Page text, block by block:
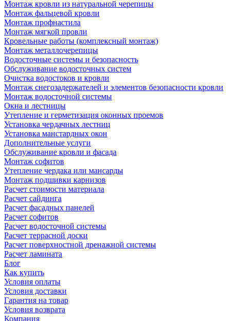
Монтаж кровли из натуральной черепицы
Монтаж фальцевой кровли
Монтаж профнастила
Монтаж мягкой провли
Кровельные работы (комплексный монтаж)
Монтаж металлочерепицы
Водосточные системы и безопасность
Обслуживание водосточных систем
Очистка водостоков и кровли
Монтаж снегозадержателей и элементов безопасности кровли
Монтаж водосточной системы
Окна и лестницы
Утепление и герметизация оконных проемов
Установка чердачных лестниц
Установка манстардных окон
Дополнительные услуги
Обслуживание кровли и фасада
Монтаж софитов
Утепление чердака или мансарды
Монтаж подшивки карнизов
Расчет стоимости материала
Расчет сайдинга
Расчет фасадных панелей
Расчет софитов
Расчет водосточной системы
Расчет террасной доски
Расчет поверхностной дренажной системы
Расчет ламината
Блог
Как купить
Условия оплаты
Условия доставки
Гарантия на товар
Условия возврата
Компания